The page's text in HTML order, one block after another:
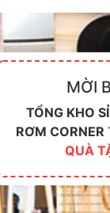
MỜI
TỔNG KHO
RƠM CORNER
QUÀ